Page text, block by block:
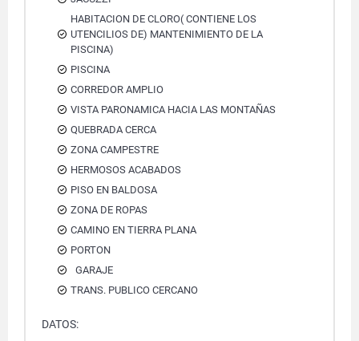
HABITACION DE CLORO( CONTIENE LOS
UTENCILIOS DE) MANTENIMIENTO DE LA
PISCINA)
PISCINA
CORREDOR AMPLIO
VISTA PARONAMICA HACIA LAS MONTAÑAS
QUEBRADA CERCA
ZONA CAMPESTRE
HERMOSOS ACABADOS
PISO EN BALDOSA
ZONA DE ROPAS
CAMINO EN TIERRA PLANA
PORTON
GARAJE
TRANS. PUBLICO CERCANO
DATOS: